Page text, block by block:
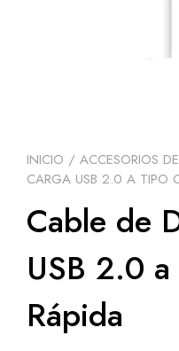
INICIO / ACCESORIOS
CARGA USB 2.0 A TIPO
Cable de
USB 2.0
Rápida